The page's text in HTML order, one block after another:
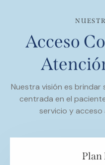
Acceso
Nuestra visión es
centrada en el
servicio y acceso
Plan